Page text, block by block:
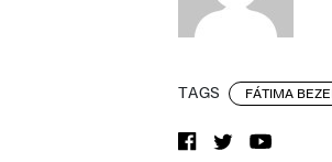
TAGS FÁTIMA